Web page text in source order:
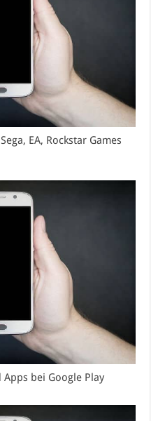
EA, Rockstar Games
bei Google Play